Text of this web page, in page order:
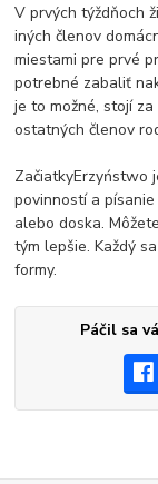
V prvých týždňoch
iných členov
miestami pre prvé
potrebné zabaliť
je to možné, stojí
ostatných členov
ZačiatkyErzyństwo
povinností a
alebo doska.
tým lepšie. Každý
formy.
Páčil sa